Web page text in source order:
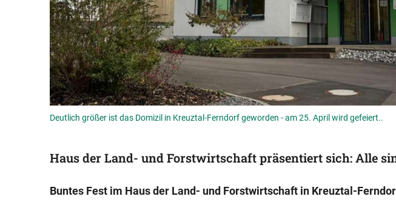
Deutlich größer ist das Domizil in Kreuztal-Ferndorf geworden - am 25. April wird gefeiert..
Haus der Land- und Forstwirtschaft präsentiert sich: Alle
Buntes Fest im Haus der Land- und Forstwirtschaft in Kreuztal-